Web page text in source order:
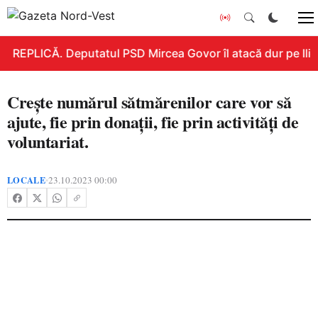
REPLICĂ. Deputatul PSD Mircea Govor îl atacă dur pe
Crește numărul sătmărenilor care vor să
ajute, fie prin donații, fie prin activități de
voluntariat.
LOCALE•23.10.2023 00:00